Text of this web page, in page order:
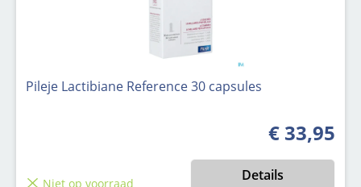
Pileje Lactibiane Reference 30 capsules
Normale
€ 33,95
Niet op voorraad Details